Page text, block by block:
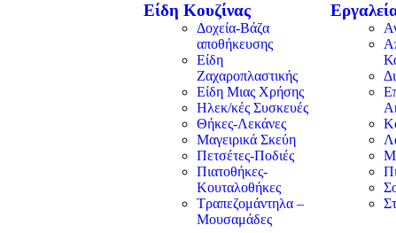
Είδη Κουζίνας
Δοχεία-Βάζα
αποθήκευσης
Είδη
Ζαχαροπλαστικής
Είδη Μιας Χρήσης
Ηλεκ/κές Συσκευές
Θήκες-Λεκάνες
Μαγειρικά Σκεύη
Πετσέτες-Ποδιές
Πιατοθήκες-
Κουταλοθήκες
Τραπεζομάντηλα –
Μουσαμάδες